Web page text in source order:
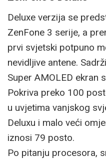
Deluxe verzija se
ZenFone 3 serije, a
prvi svjetski potpuno
nevidljive antene.
Super AMOLED ekran
Pokriva preko 100
u uvjetima vanjskog
Deluxu i malo veći
iznosi 79 posto.
Po pitanju procesora,